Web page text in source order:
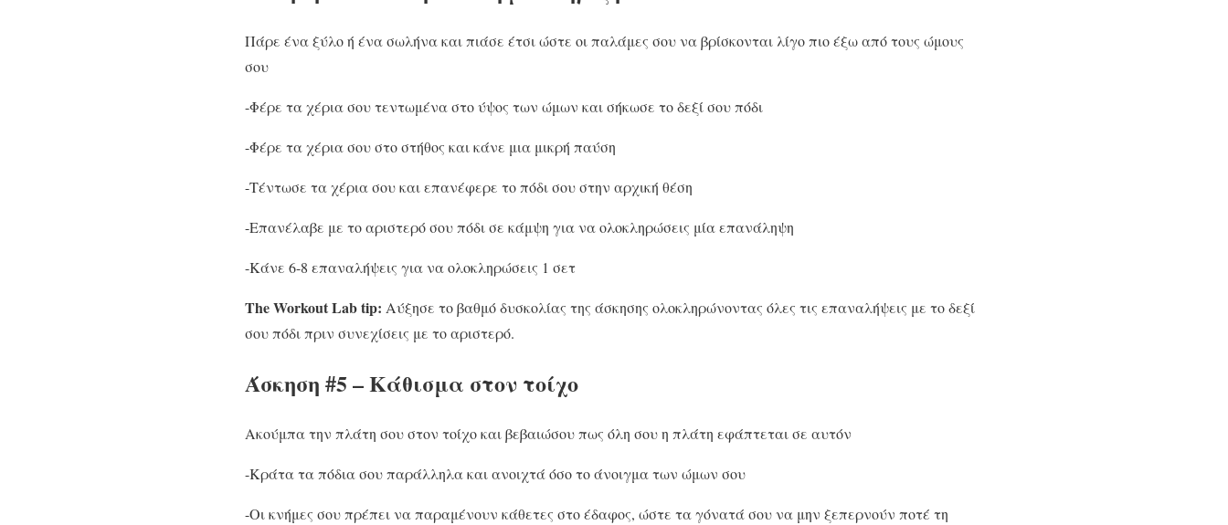
Πάρε ένα ξύλο ή ένα σωλήνα και πιάσε έτσι ώστε οι παλάμες σου να βρίσκονται λίγο πιο έξω από τους ώμους
σου
-Φέρε τα χέρια σου τεντωμένα στο ύψος των ώμων και σήκωσε το δεξί σου πόδι
-Φέρε τα χέρια σου στο στήθος και κάνε μια μικρή παύση
-Τέντωσε τα χέρια σου και επανέφερε το πόδι σου στην αρχική θέση
-Επανέλαβε με το αριστερό σου πόδι σε κάμψη για να ολοκληρώσεις μία επανάληψη
-Κάνε 6-8 επαναλήψεις για να ολοκληρώσεις 1 σετ
The Workout Lab tip: Αύξησε το βαθμό δυσκολίας της άσκησης ολοκληρώνοντας όλες τις επαναλήψεις με το δεξί
σου πόδι πριν συνεχίσεις με το αριστερό.
Άσκηση #5 – Κάθισμα στον τοίχο
Ακούμπα την πλάτη σου στον τοίχο και βεβαιώσου πως όλη σου η πλάτη εφάπτεται σε αυτόν
-Κράτα τα πόδια σου παράλληλα και ανοιχτά όσο το άνοιγμα των ώμων σου
-Οι κνήμες σου πρέπει να παραμένουν κάθετες στο έδαφος, ώστε τα γόνατά σου να μην ξεπερνούν ποτέ τη